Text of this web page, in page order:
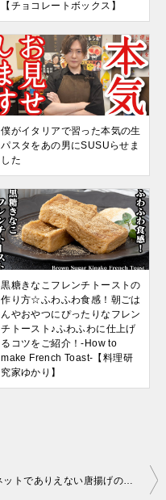
【チョコレートボックス】
僕がイタリアで習った本気の生
パスタをあの男にSUSUらせま
した
黒糖きなこフレンチトーストの
作り方☆ふわふわ食感！朝ごは
んやおやつにぴったりなフレン
チトースト♪ふわふわに仕上げ
るコツをご紹介！-How to
make French Toast-【料理研
究家ゆかり】